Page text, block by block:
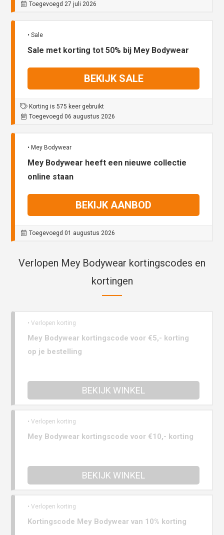
Toegevoegd 27 juli 2026
• Sale
Sale met korting tot 50% bij Mey Bodywear
BEKIJK SALE
Korting is 575 keer gebruikt
Toegevoegd 06 augustus 2026
• Mey Bodywear
Mey Bodywear heeft een nieuwe collectie
online staan
BEKIJK AANBOD
Toegevoegd 01 augustus 2026
Verlopen Mey Bodywear kortingscodes en
kortingen
• Verlopen korting
Mey Bodywear kortingscode voor €5,- korting
op je bestelling
BEKIJK WINKEL
• Verlopen korting
Mey Bodywear kortingscode voor €10,- korting
BEKIJK WINKEL
• Verlopen korting
Kortingscode Mey Bodywear van 10% korting